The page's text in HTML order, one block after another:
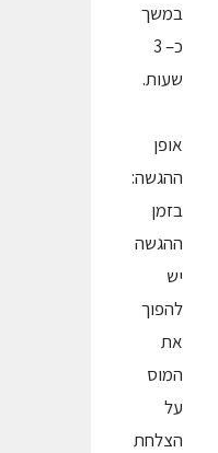
במשך
כ– 3
שעות.
אופן
ההגשה:
בזמן
ההגשה
יש
להפוך
את
המוס
על
הצלחת